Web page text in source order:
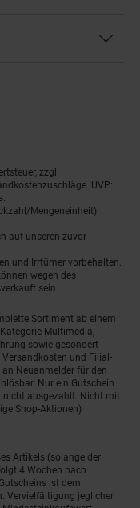
zzgl.
UVP:
Mengeneinheit)
auf unseren zuvor
und Irrtümer vorbehalten.
wegen des
sein.
Sortiment ab einem
Multimedia,
sowie gesondert
und Filial-
Neuanmelder für den
Nur ein Gutschein
nicht ausgezahlt. Nicht mit
Shop-Aktionen)
Artikels (solange der
4 Wochen nach
ist dem
Vervielfältigung jeglicher